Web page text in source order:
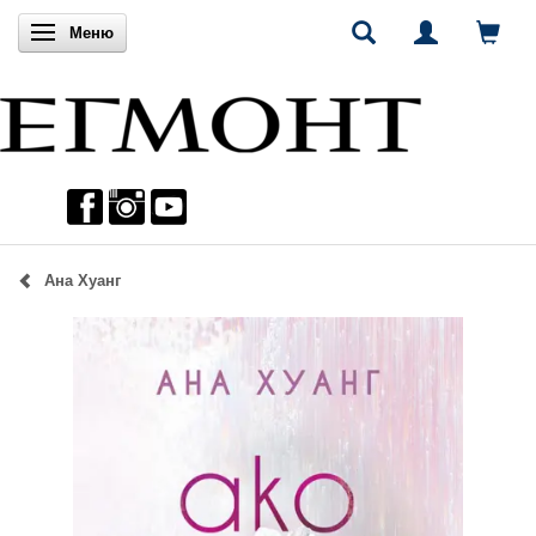
Включи навигацията
Меню
Ана Хуанг